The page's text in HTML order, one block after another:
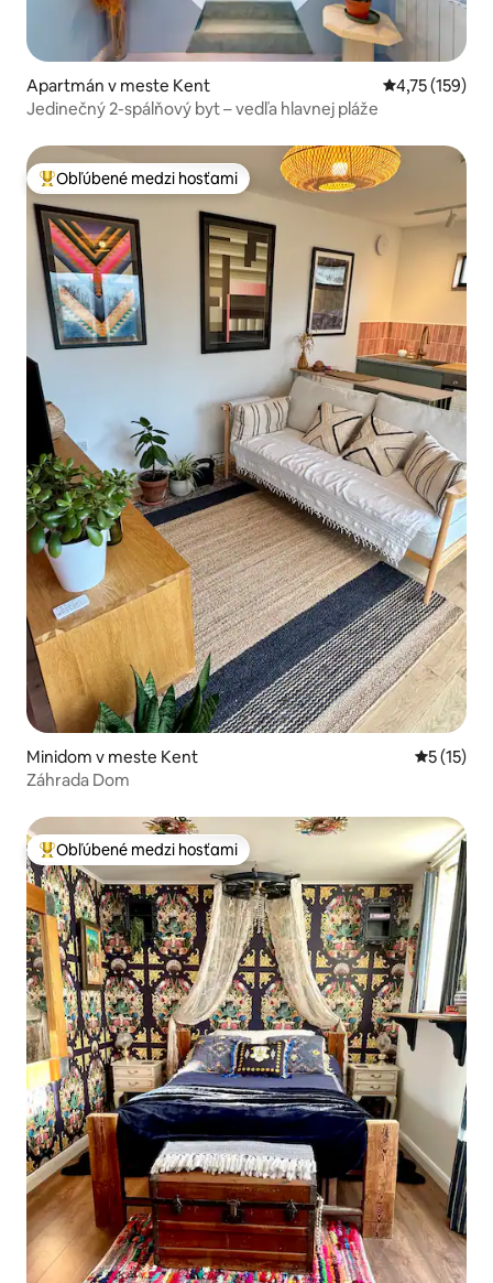
Apartmán v meste Kent Priemerné
4,75 (159)
Jedinečný 2-spálňový byt – vedľa hlavnej pláže
Najobľúbenejšie medzi hosťami
Obľúbené medzi hosťami
Minidom v meste Kent
5 (15)
Záhrada Dom
Najobľúbenejšie medzi hosťami
Obľúbené medzi hosťami